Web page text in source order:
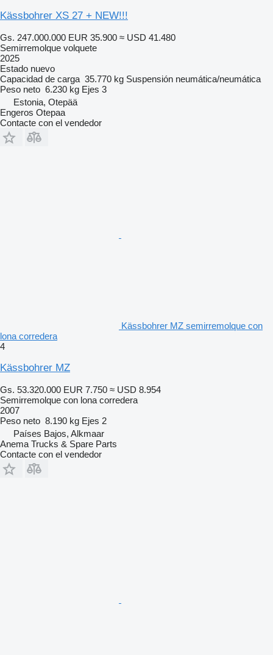
Kässbohrer XS 27 + NEW!!!
Gs. 247.000.000 EUR 35.900 ≈ USD 41.480
Semirremolque volquete
2025
Estado nuevo
Capacidad de carga 35.770 kg Suspensión neumática/neumática
Peso neto 6.230 kg Ejes 3
Estonia, Otepää
Engeros Otepaa
Contacte con el vendedor
Kässbohrer MZ semirremolque con
lona corredera
4
Kässbohrer MZ
Gs. 53.320.000 EUR 7.750 ≈ USD 8.954
Semirremolque con lona corredera
2007
Peso neto 8.190 kg Ejes 2
Países Bajos, Alkmaar
Anema Trucks & Spare Parts
Contacte con el vendedor